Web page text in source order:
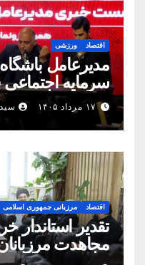
اقتصاد ورزشی
مدیرعامل
سرمایه اجتماعی
مشترک استان
۱۷ مرداد ۱۴۰۵
اقتصاد مرزبانی جمهوری اسلامی
تقدیر استاندار
مجاهدت